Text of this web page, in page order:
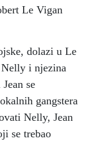
Le Vigan
dolazi u Le
Nelly i njezina
se
gangstera
Nelly, Jean
se trebao